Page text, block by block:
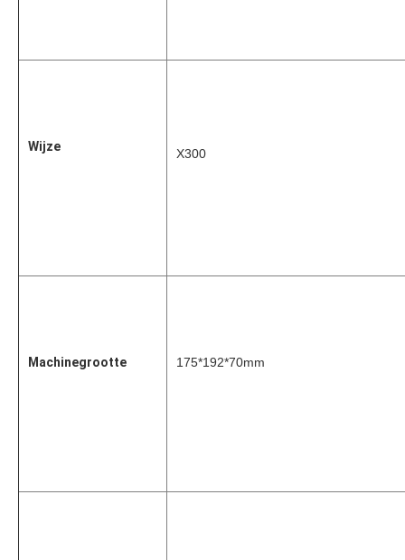
Wijze X300
Machinegrootte 175*192*70mm